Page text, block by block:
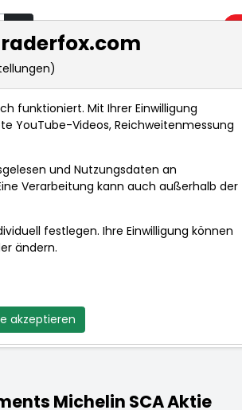
Nachrichten
Echtzeit-Aktienkurs Compagnie Generale des
CHARTTOOL
Michelin SCA Aktie
funktioniert. Mit Ihrer Einwilligung
YouTube-Videos, Reichweitenmessung
und Nutzungsdaten an
Verarbeitung kann auch außerhalb der
festlegen. Ihre Einwilligung können
ändern.
akzeptieren